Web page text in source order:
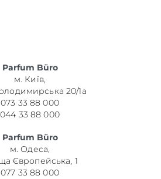
Parfum Büro
м. Київ,
20/1а
073 33 88 000
044 33 88 000
Parfum Büro
м. Одеса,
Європейська, 1
077 33 88 000